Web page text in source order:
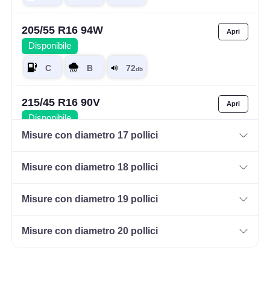
205/55 R16 94W
Disponibile
215/45 R16 90V
Disponibile
215/60 R16 95H HP
Misure con diametro 17 pollici
Misure con diametro 18 pollici
Misure con diametro 19 pollici
Misure con diametro 20 pollici